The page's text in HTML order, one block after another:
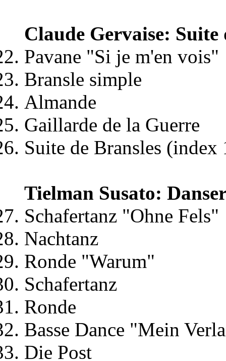
Claude Gervaise: Suite
Pavane "Si je m'en vois"
Bransle simple
Almande
Gaillarde de la Guerre
Suite de Bransles (index
Tielman Susato:
Schafertanz "Ohne Fels"
Nachtanz
Ronde "Warum"
Schafertanz
Ronde
Basse Dance "Mein
Die Post